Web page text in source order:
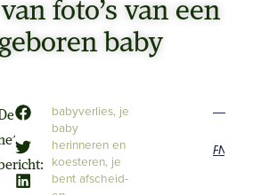
foto’s van een
baby
babyverlies, je
baby
herinneren en
koesteren, je
bent afscheid-
Previous